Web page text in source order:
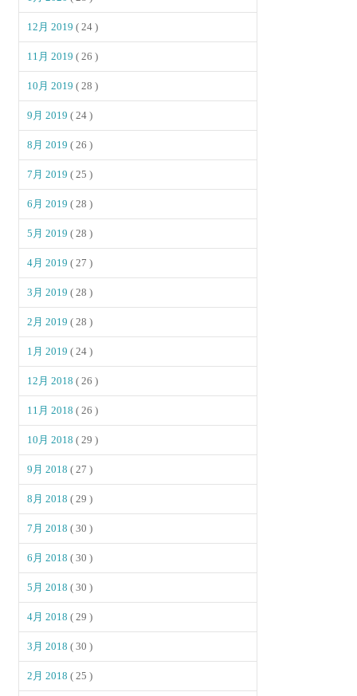
12月 2019( 24 )
11月 2019( 26 )
10月 2019( 28 )
9月 2019( 24 )
8月 2019( 26 )
7月 2019( 25 )
6月 2019( 28 )
5月 2019( 28 )
4月 2019( 27 )
3月 2019( 28 )
2月 2019( 28 )
1月 2019( 24 )
12月 2018( 26 )
11月 2018( 26 )
10月 2018( 29 )
9月 2018( 27 )
8月 2018( 29 )
7月 2018( 30 )
6月 2018( 30 )
5月 2018( 30 )
4月 2018( 29 )
3月 2018( 30 )
2月 2018( 25 )